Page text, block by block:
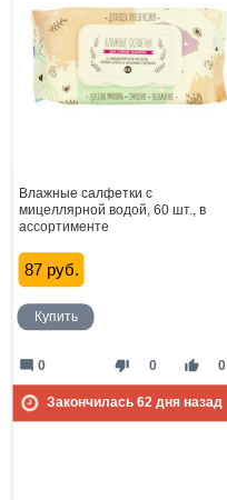
Влажные салфетки с
мицеллярной водой, 60 шт., в
ассортименте
87 руб.
Купить
thumb_down 0 thumb_up 0
mode_comment 0
Закончилась 62дня назад